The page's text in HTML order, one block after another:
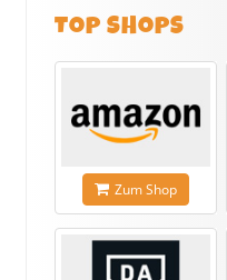
TOP SHOPS
Zum Shop